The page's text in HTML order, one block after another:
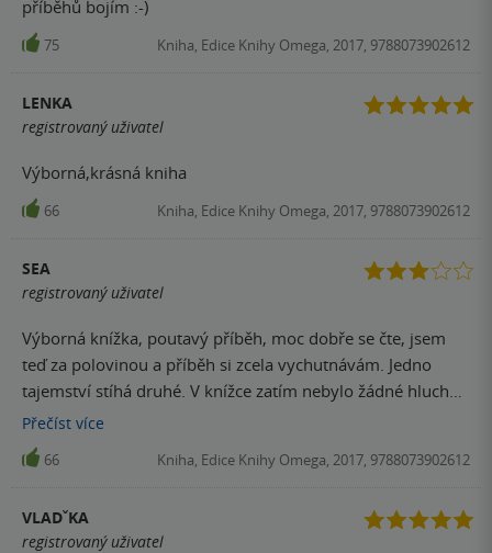
příběhů bojím :-)
75 Kniha, Edice Knihy Omega, 2017, 9788073902612
LENKA
registrovaný uživatel
Výborná,krásná kniha
66 Kniha, Edice Knihy Omega, 2017, 9788073902612
SEA
registrovaný uživatel
Výborná knížka, poutavý příběh, moc dobře se čte, jsem
teď za polovinou a příběh si zcela vychutnávám. Jedno
tajemství stíhá druhé. V knížce zatím nebylo žádné hluché
místo, myslím, že do konce ani nebude.
Přečíst více
66 Kniha, Edice Knihy Omega, 2017, 9788073902612
VLADˇKA
registrovaný uživatel